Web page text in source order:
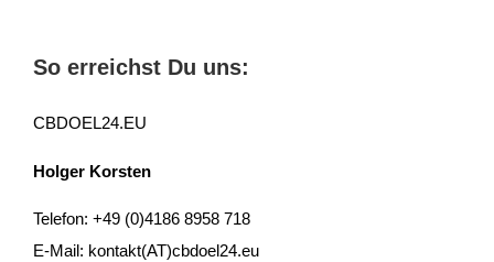
So erreichst Du uns:
CBDOEL24.EU
Holger Korsten
Telefon: +49 (0)4186 8958 718
E-Mail: kontakt(AT)cbdoel24.eu